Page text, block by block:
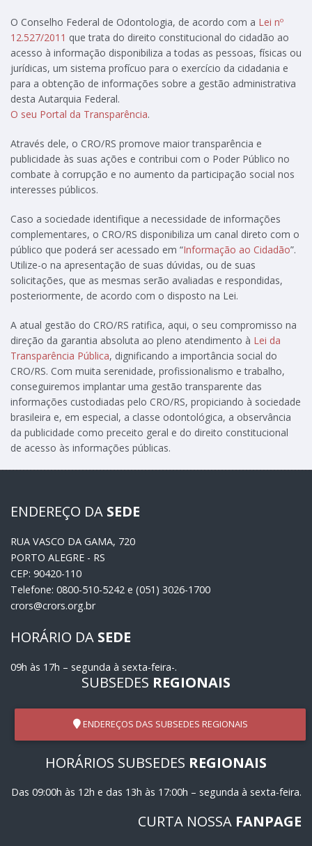
O Conselho Federal de Odontologia, de acordo com a Lei nº
12.527/2011 que trata do direito constitucional do cidadão ao
acesso à informação disponibiliza a todas as pessoas, físicas ou
jurídicas, um sistema profícuo para o exercício da cidadania e
para a obtenção de informações sobre a gestão administrativa
desta Autarquia Federal.
O seu Portal da Transparência.
Através dele, o CRO/RS promove maior transparência e
publicidade às suas ações e contribui com o Poder Público no
combate à corrupção e no aumento da participação social nos
interesses públicos.
Caso a sociedade identifique a necessidade de informações
complementares, o CRO/RS disponibiliza um canal direto com o
público que poderá ser acessado em “Informação ao Cidadão”.
Utilize-o na apresentação de suas dúvidas, ou de suas
solicitações, que as mesmas serão avaliadas e respondidas,
posteriormente, de acordo com o disposto na Lei.
A atual gestão do CRO/RS ratifica, aqui, o seu compromisso na
direção da garantia absoluta ao pleno atendimento à Lei da
Transparência Pública, dignificando a importância social do
CRO/RS. Com muita serenidade, profissionalismo e trabalho,
conseguiremos implantar uma gestão transparente das
informações custodiadas pelo CRO/RS, propiciando à sociedade
brasileira e, em especial, a classe odontológica, a observância
da publicidade como preceito geral e do direito constitucional
de acesso às informações públicas.
ENDEREÇO DA SEDE
RUA VASCO DA GAMA, 720
PORTO ALEGRE - RS
CEP: 90420-110
Telefone: 0800-510-5242 e (051) 3026-1700
crors@crors.org.br
HORÁRIO DA SEDE
09h às 17h – segunda à sexta-feira-.
SUBSEDES REGIONAIS
ENDEREÇOS DAS SUBSEDES REGIONAIS
HORÁRIOS SUBSEDES REGIONAIS
Das 09:00h às 12h e das 13h às 17:00h – segunda à sexta-feira.
CURTA NOSSA FANPAGE